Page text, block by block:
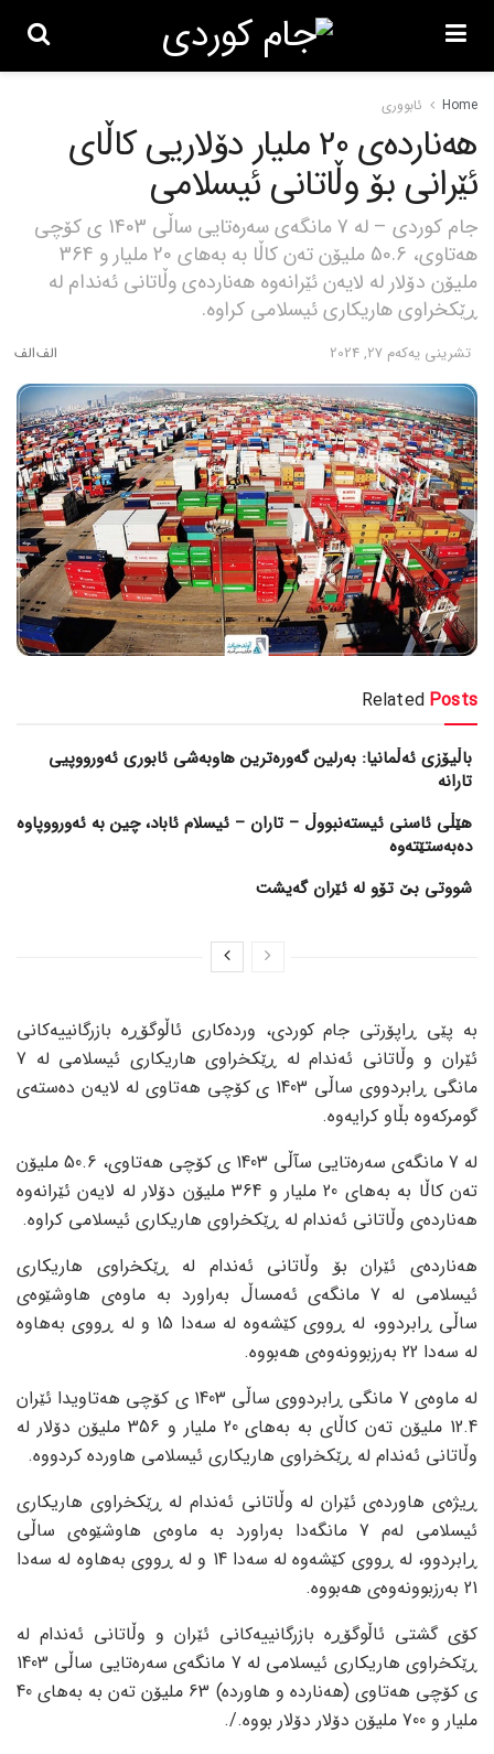
Home ئابووری
هەناردەی 20 ملیار دۆلاریی کاڵای
ئێرانی بۆ وڵاتانی ئیسلامی
جام کوردی – لە 7 مانگەی سەرەتایی ساڵی 1403 ی کۆچی
هەتاوی، 50.6 ملیۆن تەن کاڵا بە بەهای 20 ملیار و 364
ملیۆن دۆلار لە لایەن ئێرانەوە هەناردەی وڵاتانی ئەندام لە
ڕێکخراوی هاریکاری ئیسلامی کراوە.
تشرینی یه‌كه‌م 27, 2024
Related Posts
باڵیۆزی ئەڵمانیا: بەرلین گەورەترین هاوبەشی ئابوری ئەورووپیی
تارانە
هێڵی ئاسنی ئیستەنبووڵ – تاران – ئیسلام ئاباد، چین بە ئەورووپاوە
دەبەستێتەوە
شووتی بێ تۆو لە ئێران گەیشت
بە پێی ڕاپۆرتی جام کوردی، وردەکاری ئاڵوگۆڕە بازرگانییەکانی
ئێران و وڵاتانی ئەندام لە ڕێکخراوی هاریکاری ئیسلامی لە 7
مانگی ڕابردووی ساڵی 1403 ی کۆچی هەتاوی لە لایەن دەستەی
گومرکەوە بڵاو کرایەوە.
لە 7 مانگەی سەرەتایی سآڵی 1403 ی کۆچی هەتاوی، 50.6 ملیۆن
تەن کاڵا بە بەهای 20 ملیار و 364 ملیۆن دۆلار لە لایەن ئێرانەوە
هەناردەی وڵاتانی ئەندام لە ڕێکخراوی هاریکاری ئیسلامی کراوە.
هەناردەی ئێران بۆ وڵاتانی ئەندام لە ڕێکخراوی هاریکاری
ئیسلامی لە 7 مانگەی ئەمساڵ بەراورد بە ماوەی هاوشێوەی
ساڵی ڕابردوو، لە ڕووی کێشەوە لە سەدا 15 و لە ڕووی بەهاوە
لە سەدا 22 بەرزبوونەوەی هەبووە.
لە ماوەی 7 مانگی ڕابردووی ساڵی 1403 ی کۆچی هەتاویدا ئێران
12.4 ملیۆن تەن کاڵای بە بەهای 20 ملیار و 356 ملیۆن دۆلار لە
وڵاتانی ئەندام لە ڕێکخراوی هاریکاری ئیسلامی هاوردە کردووە.
ڕیژەی هاوردەی ئێران لە وڵاتانی ئەندام لە ڕێکخراوی هاریکاری
ئیسلامی لەم 7 مانگەدا بەراورد بە ماوەی هاوشێوەی ساڵی
ڕابردوو، لە ڕووی کێشەوە لە سەدا 14 و لە ڕووی بەهاوە لە سەدا
21 بەرزبوونەوەی هەبووە.
کۆی گشتی ئاڵوگۆڕە بازرگانییەکانی ئێران و وڵاتانی ئەندام لە
ڕێکخراوی هاریکاری ئیسلامی لە 7 مانگەی سەرەتایی ساڵی 1403
ی کۆچی هەتاوی (هەناردە و هاوردە) 63 ملیۆن تەن بە بەهای 40
ملیار و 700 ملیۆن دۆلار دۆلار بووە./.